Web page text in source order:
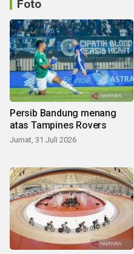
Foto
Persib Bandung menang
atas Tampines Rovers
Jumat, 31 Juli 2026